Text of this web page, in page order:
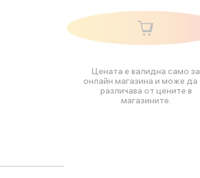
Цената е валидна само за
онлайн магазина и може да
различава от цените в
магазините.